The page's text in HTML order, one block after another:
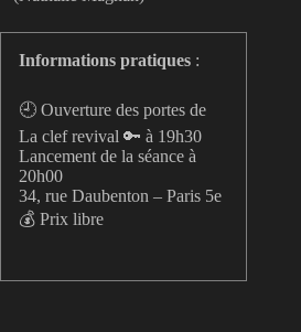
Informations pratiques :
🕘 Ouverture des portes de
La clef revival 🔑 à 19h30
Lancement de la séance à
20h00
34, rue Daubenton – Paris 5e
💰 Prix libre